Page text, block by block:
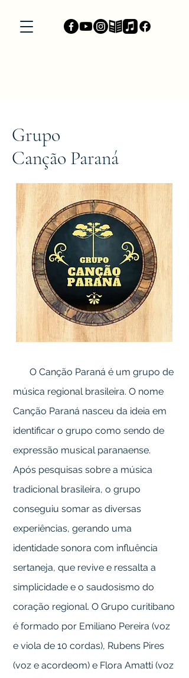
Grupo
Canção Paraná
O Canção Paraná é um grupo de
música regional brasileira. O nome
Canção Paraná nasceu da ideia em
identificar o grupo como sendo de
expressão musical paranaense.
Após pesquisas sobre a música
tradicional brasileira, o grupo
conseguiu somar as diversas
experiências, gerando uma
identidade sonora com influência
sertaneja, que revive e ressalta a
simplicidade e o saudosismo do
coração regional. O Grupo curitibano
é formado por Emiliano Pereira (voz
e viola de 10 cordas), Rubens Pires
(voz e acordeom) e Flora Amatti (voz